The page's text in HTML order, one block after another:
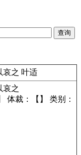
哀之 叶适
哀之
体裁：【】 类别：